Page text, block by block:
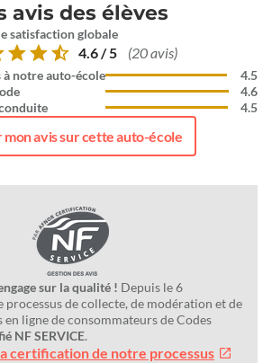
avis des élèves
satisfaction globale
4.6 / 5 (20 avis)
à notre auto-école
4.5
4.6
4.5
mon avis sur cette auto-école
sur la qualité ! Depuis le 6
processus de collecte, de modération et de
ligne de consommateurs de Codes
NF SERVICE.
certification de notre processus